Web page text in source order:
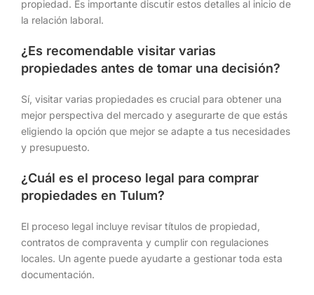
propiedad. Es importante discutir estos detalles al inicio de
la relación laboral.
¿Es recomendable visitar varias
propiedades antes de tomar una decisión?
Sí, visitar varias propiedades es crucial para obtener una
mejor perspectiva del mercado y asegurarte de que estás
eligiendo la opción que mejor se adapte a tus necesidades
y presupuesto.
¿Cuál es el proceso legal para comprar
propiedades en Tulum?
El proceso legal incluye revisar títulos de propiedad,
contratos de compraventa y cumplir con regulaciones
locales. Un agente puede ayudarte a gestionar toda esta
documentación.